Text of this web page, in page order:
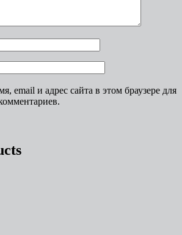
email и адрес сайта в этом браузере для